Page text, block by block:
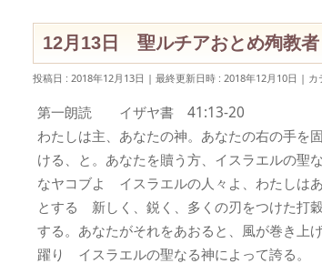
12月13日 聖ルチアおとめ殉教者
投稿日 : 2018年12月13日 最終更新日時 : 2018年12月10日 カ
第一朗読 イザヤ書 41:13-20
わたしは主、あなたの神。あなたの右の手
ける、と。あなたを贖う方、イスラエルの
なヤコブよ イスラエルの人々よ、わたしは
とする 新しく、鋭く、多くの刃をつけた打
する。あなたがそれをあおると、風が巻き
躍り イスラエルの聖なる神によって誇る。